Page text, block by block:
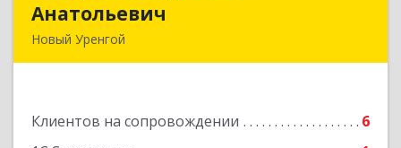
Анатольевич
Новый Уренгой
Клиентов на сопровождении
6
Подробнее